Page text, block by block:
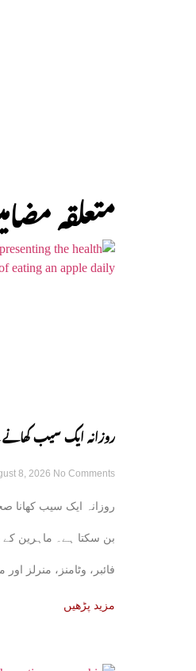
:متعلقہ
روزانہ ایک سیب
کن فوائد، ماہرین نے بتا
8, 2026 No Comments
روزانہ ایک سیب کھانا
بن سکتا ہے۔ ماہرین
فائبر، وٹامنز، منرلز
مزید پڑھیں